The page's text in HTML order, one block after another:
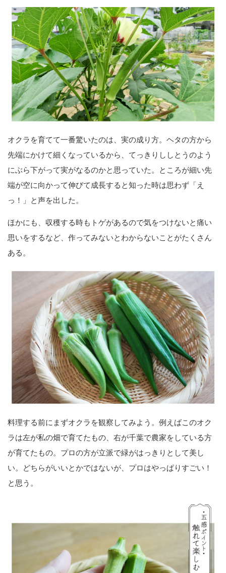
オクラを育てて一番驚いたのは、実の成り方。ヘタの方から
先端にかけて細くなっているから、てっきりししとうのよう
にぶら下がって実がなるのかと思っていた。ところが細い先
端が空に向かって伸びて成長すると知った時は思わず「え
っ！」と声を出した。
ほかにも、収穫する時もトゲがあるので気をつけないと痛い
思いをするなど、作ってみないとわからないことがたくさん
ある。
料理する前にまずオクラを観察してみよう。例えばこのオク
ラは左が私の畑で育てたもの、右が千葉で農家をしている方
が育てたもの。プロの方が立派で緑がはっきりとして美し
い。どちらがいいとかではないが、プロはやっぱりすごい！
と思う。